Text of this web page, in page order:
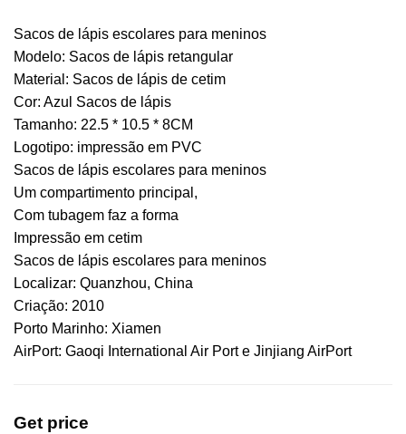
Sacos de lápis escolares para meninos
Modelo: Sacos de lápis retangular
Material: Sacos de lápis de cetim
Cor: Azul Sacos de lápis
Tamanho: 22.5 * 10.5 * 8CM
Logotipo: impressão em PVC
Sacos de lápis escolares para meninos
Um compartimento principal,
Com tubagem faz a forma
Impressão em cetim
Sacos de lápis escolares para meninos
Localizar: Quanzhou, China
Criação: 2010
Porto Marinho: Xiamen
AirPort: Gaoqi International Air Port e Jinjiang AirPort
Get price